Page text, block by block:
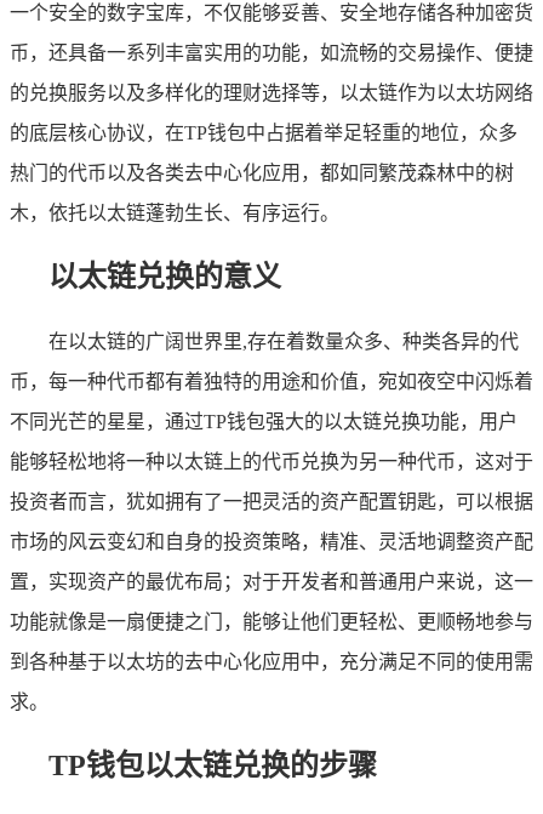
一个安全的数字宝库，不仅能够妥善、安全地存储各种加密货
币，还具备一系列丰富实用的功能，如流畅的交易操作、便捷
的兑换服务以及多样化的理财选择等，以太链作为以太坊网络
的底层核心协议，在TP钱包中占据着举足轻重的地位，众多
热门的代币以及各类去中心化应用，都如同繁茂森林中的树
木，依托以太链蓬勃生长、有序运行。
以太链兑换的意义
在以太链的广阔世界里,存在着数量众多、种类各异的代
币，每一种代币都有着独特的用途和价值，宛如夜空中闪烁着
不同光芒的星星，通过TP钱包强大的以太链兑换功能，用户
能够轻松地将一种以太链上的代币兑换为另一种代币，这对于
投资者而言，犹如拥有了一把灵活的资产配置钥匙，可以根据
市场的风云变幻和自身的投资策略，精准、灵活地调整资产配
置，实现资产的最优布局；对于开发者和普通用户来说，这一
功能就像是一扇便捷之门，能够让他们更轻松、更顺畅地参与
到各种基于以太坊的去中心化应用中，充分满足不同的使用需
求。
TP钱包以太链兑换的步骤